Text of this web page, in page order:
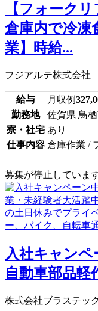
【フォーク
倉庫内で冷凍
業】時給...
フジアルテ株式会社
給与 月収例
勤務地
佐賀県 鳥
寮・社宅 あり
仕事内容 倉庫作業 /
募集が停止していま
入社キャンペ
自動車部品軽
株式会社ブラステッ